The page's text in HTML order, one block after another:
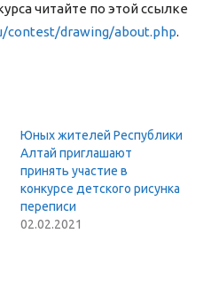
читайте по этой ссылке
contest/drawing/about.php.
Юных жителей Республики
Алтай приглашают
принять участие в
конкурсе детского рисунка
переписи
02.02.2021